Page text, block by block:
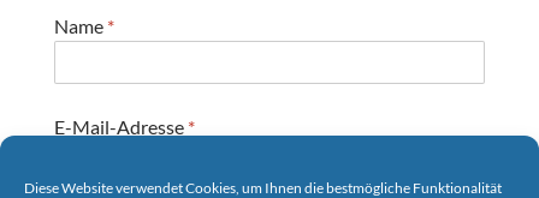
Diese Website verwendet Cookies, um Ihnen die bestmögliche Funktionalität
Name *
E-Mail-Adresse *